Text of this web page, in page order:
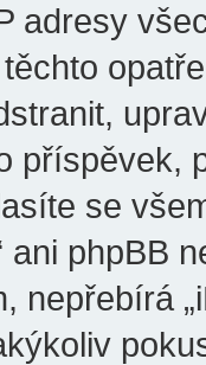
adresy
příspěvek,
se
ani phpBB
nepřebírá